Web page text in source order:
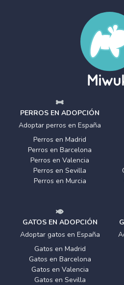
PERROS EN ADOPCIÓN
Adoptar perros en España
Perros en Madrid
Perros en Barcelona
Perros en Valencia
Perros en Sevilla
Perros en Murcia
GATOS EN ADOPCIÓN
Adoptar gatos en España
Gatos en Madrid
Gatos en Barcelona
Gatos en Valencia
Gatos en Sevilla